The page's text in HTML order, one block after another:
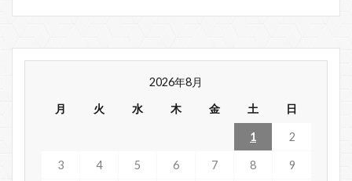
2026年8月
月
火 水 木 金 土 日
1 2
3 4 5 6 7 8 9